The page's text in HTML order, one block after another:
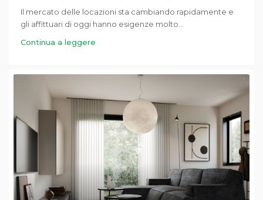
Il mercato delle locazioni sta cambiando rapidamente e
gli affittuari di oggi hanno esigenze molto...
Continua a leggere